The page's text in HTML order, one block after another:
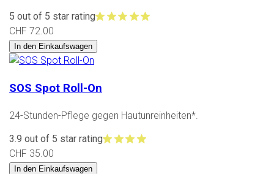
5 out of 5 star rating
CHF 72.00
In den Einkaufswagen
SOS Spot Roll-On
24-Stunden-Pflege gegen Hautunreinheiten*.
3.9 out of 5 star rating
CHF 35.00
In den Einkaufswagen